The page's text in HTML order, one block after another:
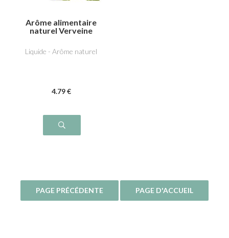
Arôme alimentaire
naturel Verveine
Liquide - Arôme naturel
4.79 €